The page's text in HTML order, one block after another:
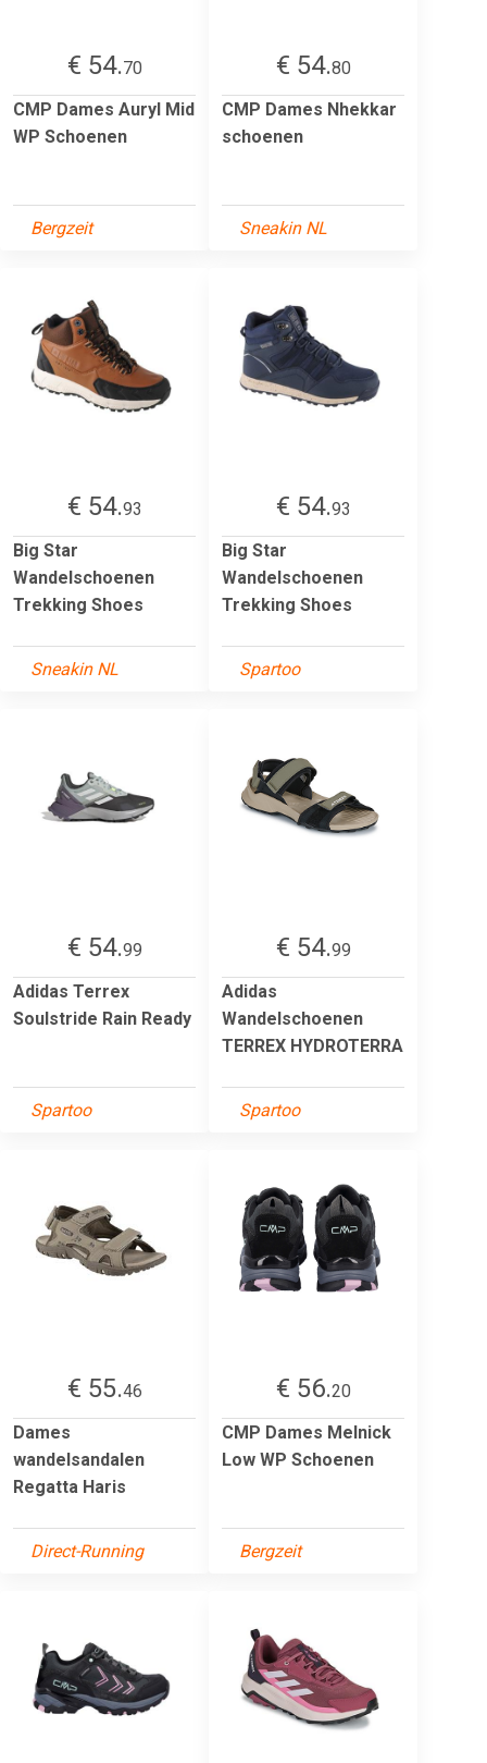
€ 54.70
CMP Dames Auryl Mid
WP Schoenen
Bergzeit
€ 54.80
CMP Dames Nhekkar
schoenen
Sneakin NL
€ 54.93
Big Star
Wandelschoenen
Trekking Shoes
Sneakin NL
€ 54.93
Big Star
Wandelschoenen
Trekking Shoes
Spartoo
€ 54.99
Adidas Terrex
Soulstride Rain Ready
Spartoo
€ 54.99
Adidas
Wandelschoenen
TERREX HYDROTERRA
Spartoo
€ 55.46
Dames
wandelsandalen
Regatta Haris
Direct-Running
€ 56.20
CMP Dames Melnick
Low WP Schoenen
Bergzeit